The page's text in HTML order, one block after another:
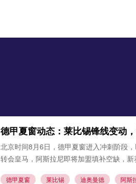
德甲夏窗动态：莱比锡锋线变动
北京时间8月6日，德甲夏窗进入冲刺阶段
转会皇马，阿斯拉尼即将加盟填补空缺，新
德甲夏窗 莱比锡 迪奥曼德 阿斯